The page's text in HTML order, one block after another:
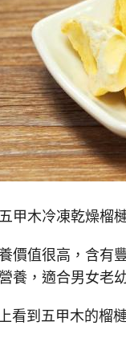
甲木冷凍乾燥榴
價值很高，含有
養，適合男女老
看到五甲木的榴